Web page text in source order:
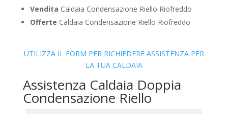
Vendita Caldaia Condensazione Riello Riofreddo
Offerte Caldaia Condensazione Riello Riofreddo
UTILIZZA IL FORM PER RICHIEDERE ASSISTENZA PER
LA TUA CALDAIA
Assistenza Caldaia Doppia
Condensazione Riello